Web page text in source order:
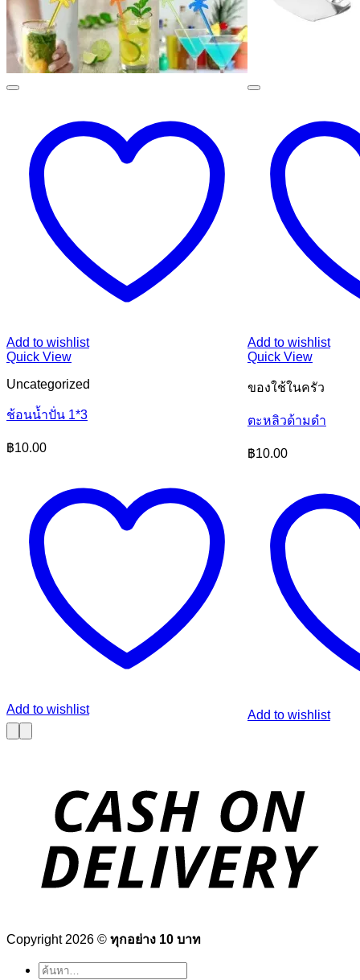
Add to wishlist
Quick View
Uncategorized
ช้อนน้ำปั่น 1*3
฿10.00
Add to wishlist
Add to wishlist
Quick View
ของใช้ในครัว
ตะหลิวด้ามดำ
฿10.00
Add to wishlist
Copyright 2026 © ทุกอย่าง 10 บาท
ค้นหา: